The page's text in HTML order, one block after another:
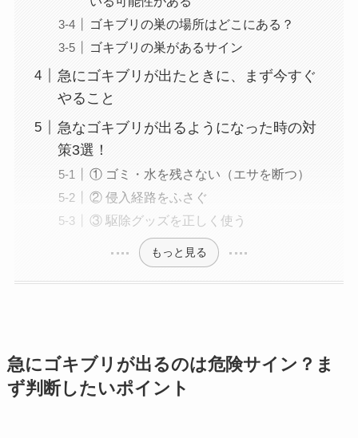
ゴキブリの巣の場所はどこにある？
ゴキブリの巣があるサイン
急にゴキブリが出たときに、まず今すぐ
やること
急なゴキブリが出るようになった時の対
策3選！
① ゴミ・水を残さない（エサを断つ）
② 侵入経路をふさぐ
③ 駆除グッズを正しく使う
もっと見る
急にゴキブリが出るのは危険サイン？ま
ず判断したいポイント